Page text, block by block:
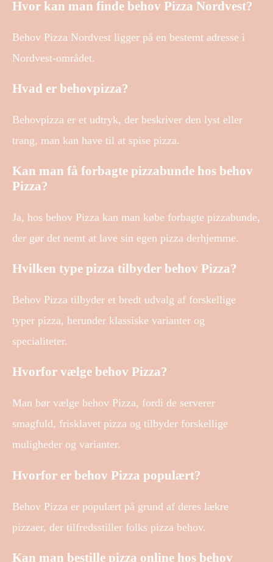
Hvor kan man finde behov Pizza Nordvest?
Behov Pizza Nordvest ligger på en bestemt adresse i
Nordvest-området.
Hvad er behovpizza?
Behovpizza er et udtryk, der beskriver den lyst eller
trang, man kan have til at spise pizza.
Kan man få forbagte pizzabunde hos behov
Pizza?
Ja, hos behov Pizza kan man købe forbagte pizzabunde,
der gør det nemt at lave sin egen pizza derhjemme.
Hvilken type pizza tilbyder behov Pizza?
Behov Pizza tilbyder et bredt udvalg af forskellige
typer pizza, herunder klassiske varianter og
specialiteter.
Hvorfor vælge behov Pizza?
Man bør vælge behov Pizza, fordi de serverer
smagfuld, frisklavet pizza og tilbyder forskellige
muligheder og varianter.
Hvorfor er behov Pizza populært?
Behov Pizza er populært på grund af deres lækre
pizzaer, der tilfredsstiller folks pizza behov.
Kan man bestille pizza online hos behov